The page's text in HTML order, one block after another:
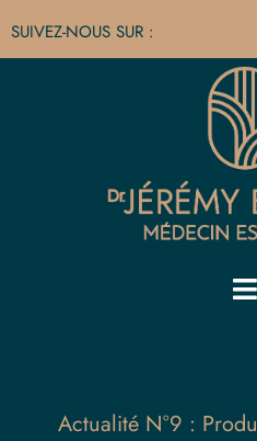
SUIVEZ-NOUS SUR :
Actualité N°9 :